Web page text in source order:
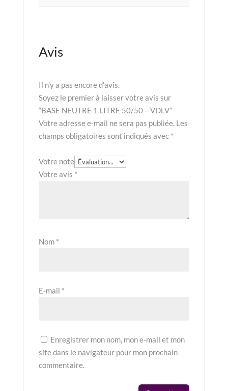
Avis
Il n’y a pas encore d’avis.
Soyez le premier à laisser votre avis sur
“BASE NEUTRE 1 LITRE 50/50 – VDLV”
Votre adresse e-mail ne sera pas publiée. Les
champs obligatoires sont indiqués avec *
Votre note
Votre avis *
Nom *
E-mail *
Enregistrer mon nom, mon e-mail et mon
site dans le navigateur pour mon prochain
commentaire.